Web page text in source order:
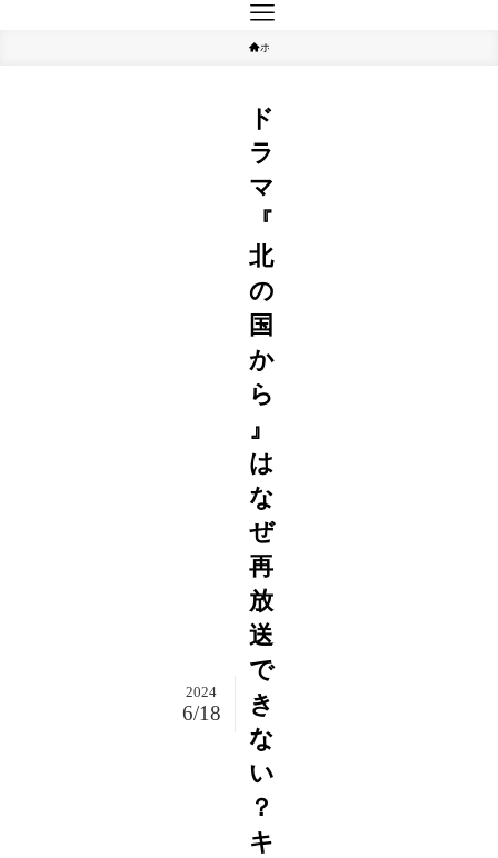
ホーム
ド
ラ
マ
『
北
の
国
か
ら
』
は
な
ぜ
再
放
送
で
き
な
い
？
キ
2024
6/18